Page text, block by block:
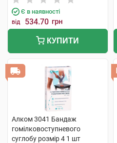
Є в наявності
від 534.70 грн
КУПИТИ
Алком 3041 Бандаж
гомілковоступневого
суглобу розмір 4 1 шт